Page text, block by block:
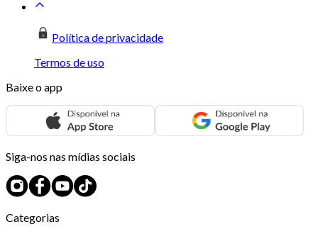
Política de privacidade
Termos de uso
Baixe o app
Siga-nos nas mídias sociais
Categorias